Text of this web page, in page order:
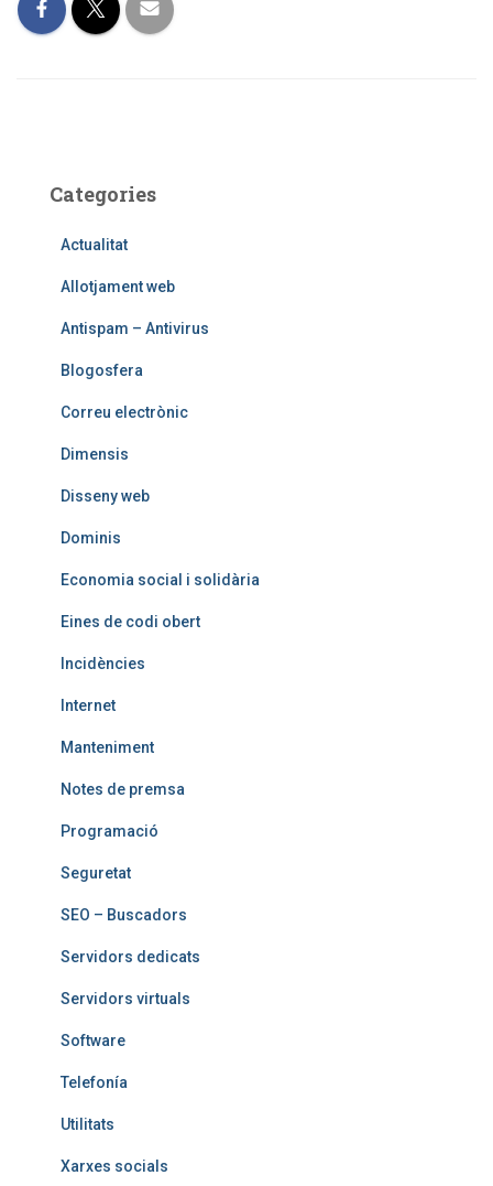
Categories
Actualitat
Allotjament web
Antispam – Antivirus
Blogosfera
Correu electrònic
Dimensis
Disseny web
Dominis
Economia social i solidària
Eines de codi obert
Incidències
Internet
Manteniment
Notes de premsa
Programació
Seguretat
SEO – Buscadors
Servidors dedicats
Servidors virtuals
Software
Telefoní­a
Utilitats
Xarxes socials